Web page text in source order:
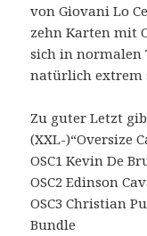
von Giovani Lo
zehn Karten mit
sich in normalen
natürlich extrem
Zu guter Letzt
(XXL-)“Oversize
OSC1 Kevin De
OSC2 Edinson
OSC3 Christian
Bundle